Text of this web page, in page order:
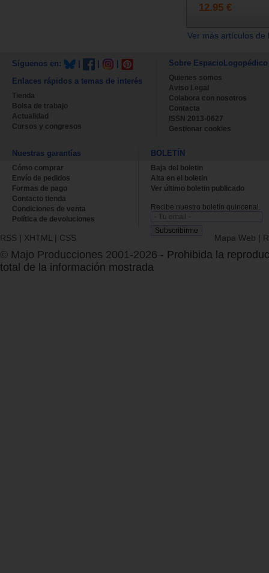
12.95 €
Ver más artículos
Síguenos en:
Enlaces rápidos a temas de interés
Tienda
Bolsa de trabajo
Actualidad
Cursos y congresos
Sobre EspacioLogopédico
Quienes somos
Aviso Legal
Colabora con nosotros
Contacta
ISSN 2013-0627
Gestionar cookies
Nuestras garantías
Cómo comprar
Envío de pedidos
Formas de pago
Contacto tienda
Condiciones de venta
Política de devoluciones
BOLETÍN
Baja del boletin
Alta en el boletin
Ver último boletin publicado
Recibe nuestro boletín quincenal.
RSS | XHTML | CSS Mapa Web |
© Majo Producciones 2001-2026 - Prohibida la
total de la información mostrada